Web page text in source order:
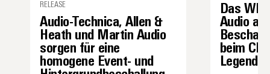
RELEASE
Audio-Technica, Allen &
Heath und Martin Audio
sorgen für eine
homogene Event- und
Das
Audio
beim